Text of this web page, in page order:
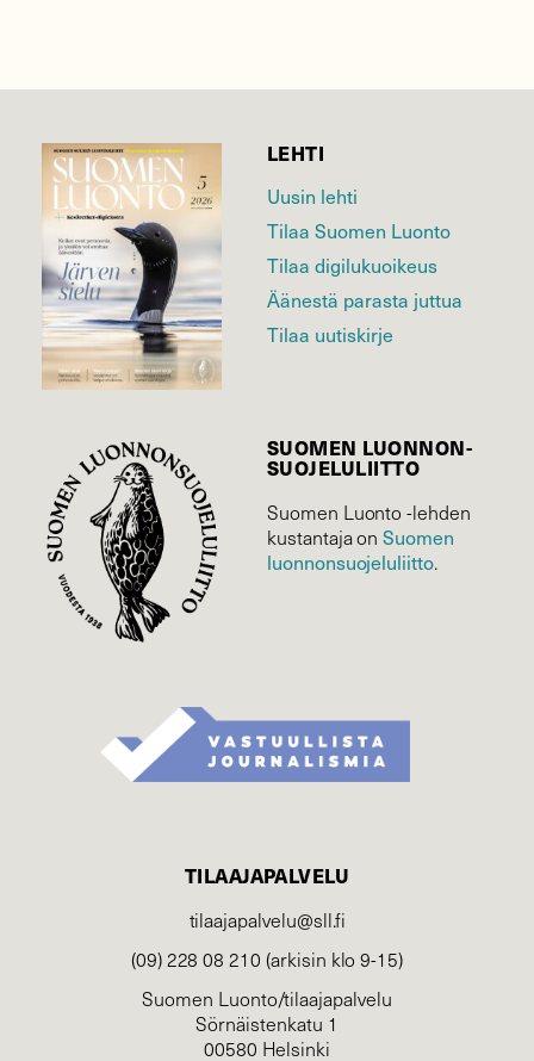
LEHTI
Uusin lehti
Tilaa Suomen Luonto
Tilaa digilukuoikeus
Äänestä parasta juttua
Tilaa uutiskirje
SUOMEN LUONNON­
SUOJELU­LIITTO
Suomen Luonto -lehden
kustantaja onSuomen
luonnonsuojelu­liitto.
TILAAJAPALVELU
tilaajapalvelu@sll.fi
(09) 228 08 210 (arkisin klo 9-15)
Suomen Luonto/tilaajapalvelu
Sörnäistenkatu 1
00580 Helsinki